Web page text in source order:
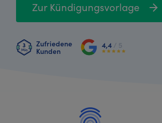
Zur Kündigungsvorlage
Zufriedene
Kunden
4,4 / 5